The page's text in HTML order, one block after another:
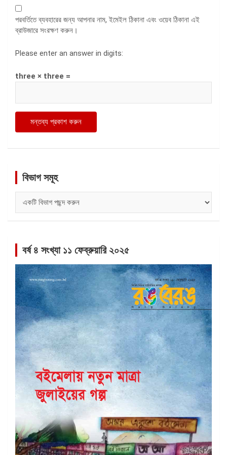
পরবর্তিতে ব্যবহারের জন্য আপনার নাম, ইমেইল ঠিকানা এবং ওয়েব ঠিকানা এই
ব্রাউজারে সংরক্ষণ করুন।
Please enter an answer in digits:
three × three =
বিভাগ সমূহ
সমূহ
বর্ষ ৪ সংখ্যা ১১ ফেব্রুয়ারি ২০২৫